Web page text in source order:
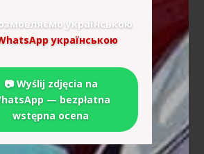
українською
українською
📷 Wyślij zdjęcia na
— bezpłatna
wstępna ocena